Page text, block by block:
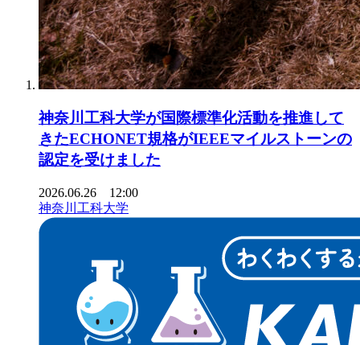
神奈川工科大学が国際標準化活動を推進して
きたECHONET規格がIEEEマイルストーンの
認定を受けました
2026.06.26 12:00
神奈川工科大学